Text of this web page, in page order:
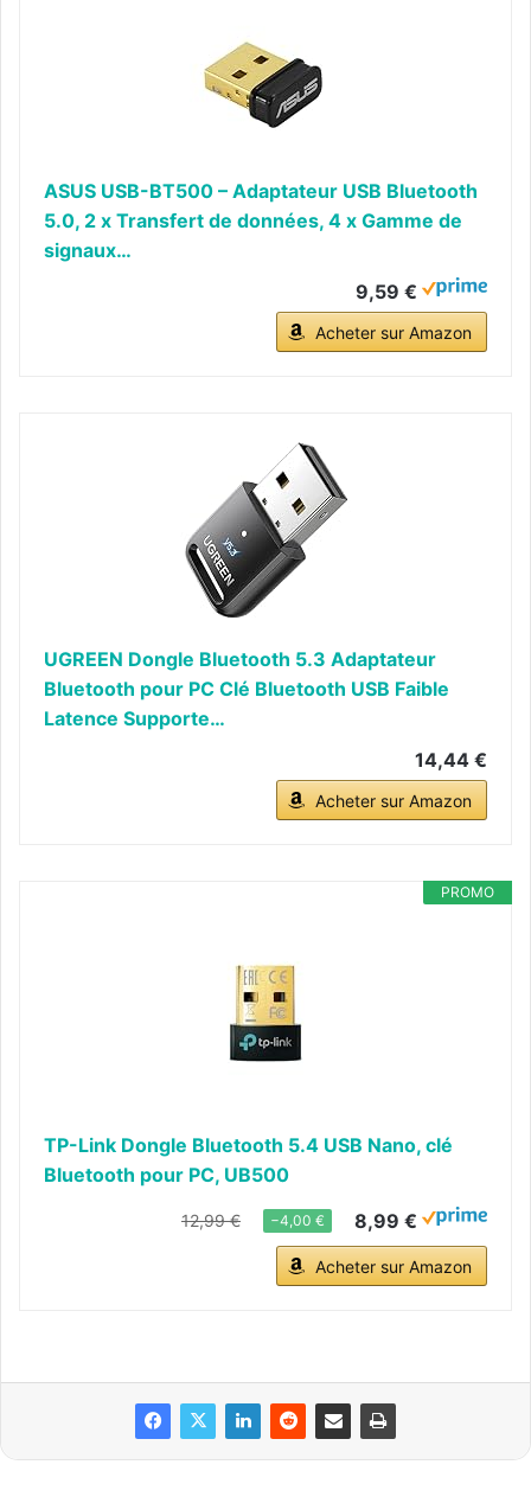
ASUS USB-BT500 – Adaptateur USB Bluetooth
5.0, 2 x Transfert de données, 4 x Gamme de
signaux…
9,59 €
Acheter sur Amazon
UGREEN Dongle Bluetooth 5.3 Adaptateur
Bluetooth pour PC Clé Bluetooth USB Faible
Latence Supporte…
14,44 €
Acheter sur Amazon
PROMO
TP-Link Dongle Bluetooth 5.4 USB Nano, clé
Bluetooth pour PC, UB500
12,99 € −4,00 € 8,99 €
Acheter sur Amazon